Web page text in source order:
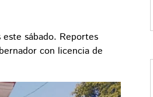
sábado. Reportes
con licencia de